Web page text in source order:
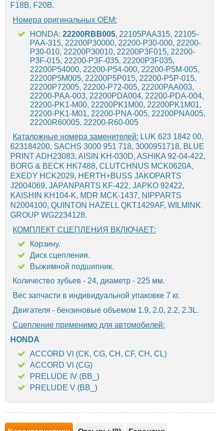
F18B, F20B.
Номера оригинальных OEM:
HONDA: 22200RBB005, 22105PAA315, 22105-
PAA-315, 22200P30000, 22200-P30-000, 22200-
P30-010, 22200P30010, 22200P3F015, 22200-
P3F-015, 22200-P3F-035, 22200P3F035,
22200P54000, 22200-P54-000, 22200-P5M-005,
22200P5M005, 22200P5P015, 22200-P5P-015,
22200P72005, 22200-P72-005, 22200PAA003,
22200-PAA-003, 22200PDA004, 22200-PDA-004,
22200-PK1-M00, 22200PK1M00, 22200PK1M01,
22200-PK1-M01, 22200-PNA-005, 22200PNA005,
22200R60005, 22200-R60-005
Каталожные номера заменителей: LUK 623 1842 00,
623184200, SACHS 3000 951 718, 3000951718, BLUE
PRINT ADH23083, AISIN KH-030D, ASHIKA 92-04-422,
BORG & BECK HK7488, CLUTCHNUS MCK0620A,
EXEDY HCK2029, HERTH+BUSS JAKOPARTS
J2004069, JAPANPARTS KF-422, JAPKO 92422,
KAISHIN KH104-K, MDR MCK-1437, NIPPARTS
N2004100, QUINTON HAZELL QKT1429AF, WILMINK
GROUP WG2234128.
КОМПЛЕКТ СЦЕПЛЕНИЯ ВКЛЮЧАЕТ:
Корзину.
Диск сцепления.
Выжимной подшипник.
Количество зубьев - 24, диаметр - 225 мм.
Вес запчасти в индивидуальной упаковке 7 кг.
Двигателя - бензиновые объемом 1.9, 2.0, 2.2, 2.3L.
Сцепление применимо для автомобилей:
HONDA
ACCORD VI (CK, CG, CH, CF, CH, CL)
ACCORD VI (CG)
PRELUDE IV (BB_)
PRELUDE V (BB_)